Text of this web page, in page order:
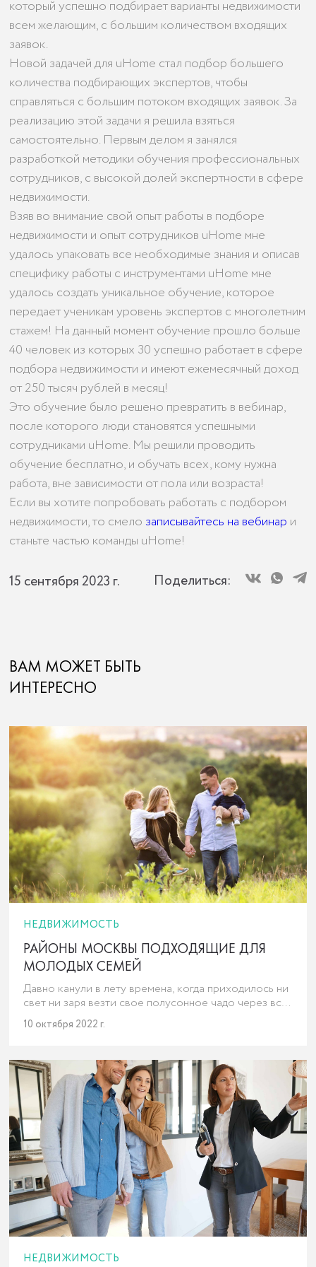
который успешно подбирает варианты недвижимости
всем желающим, с большим количеством входящих
заявок.
Новой задачей для uHome стал подбор большего
количества подбирающих экспертов, чтобы
справляться с большим потоком входящих заявок. За
реализацию этой задачи я решила взяться
самостоятельно. Первым делом я занялся
разработкой методики обучения профессиональных
сотрудников, с высокой долей экспертности в сфере
недвижимости.
Взяв во внимание свой опыт работы в подборе
недвижимости и опыт сотрудников uHome мне
удалось упаковать все необходимые знания и описав
специфику работы с инструментами uHome мне
удалось создать уникальное обучение, которое
передает ученикам уровень экспертов с многолетним
стажем! На данный момент обучение прошло больше
40 человек из которых 30 успешно работает в сфере
подбора недвижимости и имеют ежемесячный доход
от 250 тысяч рублей в месяц!
Это обучение было решено превратить в вебинар,
после которого люди становятся успешными
сотрудниками uHome. Мы решили проводить
обучение бесплатно, и обучать всех, кому нужна
работа, вне зависимости от пола или возраста!
Если вы хотите попробовать работать с подбором
недвижимости, то смело записывайтесь на вебинар и
станьте частью команды uHome!
15 сентября 2023 г. Поделиться:
ВАМ МОЖЕТ БЫТЬ
ИНТЕРЕСНО
НЕДВИЖИМОСТЬ
РАЙОНЫ МОСКВЫ ПОДХОДЯЩИЕ ДЛЯ
МОЛОДЫХ СЕМЕЙ
Давно канули в лету времена, когда приходилось ни
свет ни заря везти свое полусонное чадо через всю
Москву в школу с математическим, либо еще каким
– нибудь уклоном. А как же иначе, если в районе 2-3
ребенка проявился талант к точным наукам. И как
быть?
10 октября 2022 г.
НЕДВИЖИМОСТЬ